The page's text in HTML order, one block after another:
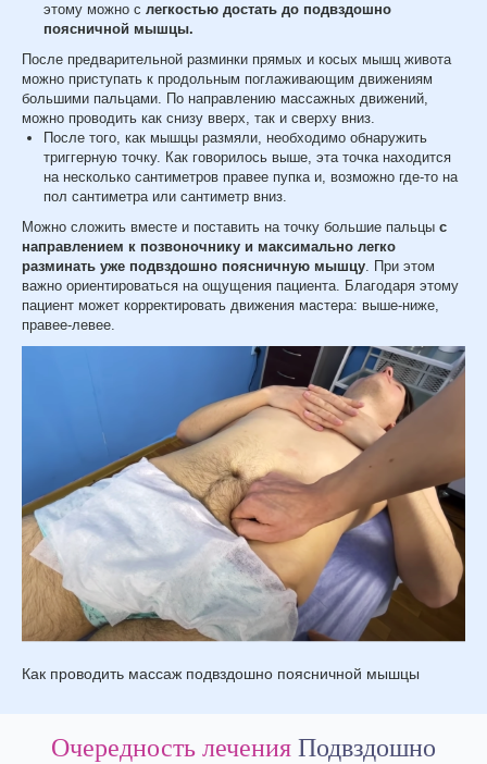
этому можно с легкостью достать до подвздошно
поясничной мышцы.
После предварительной разминки прямых и косых мышц живота
можно приступать к продольным поглаживающим движениям
большими пальцами. По направлению массажных движений,
можно проводить как снизу вверх, так и сверху вниз.
После того, как мышцы размяли, необходимо обнаружить
триггерную точку. Как говорилось выше, эта точка находится
на несколько сантиметров правее пупка и, возможно где-то на
пол сантиметра или сантиметр вниз.
Можно сложить вместе и поставить на точку большие пальцы с
направлением к позвоночнику и максимально легко
разминать уже подвздошно поясничную мышцу. При этом
важно ориентироваться на ощущения пациента. Благодаря этому
пациент может корректировать движения мастера: выше-ниже,
правее-левее.
Как проводить массаж подвздошно поясничной мышцы
Очередность лечения Подвздошно